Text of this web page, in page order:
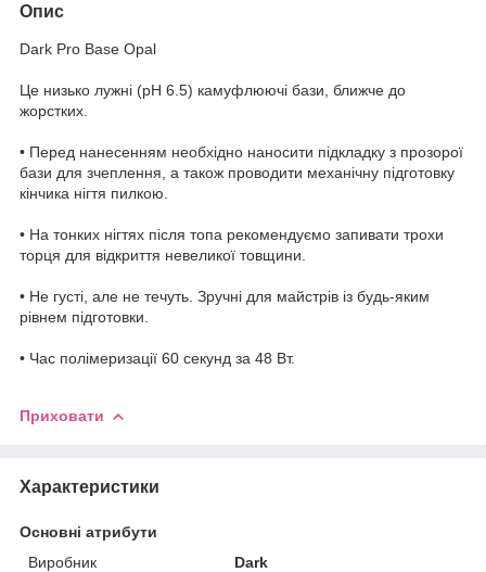
Опис
Dark Pro Base Opal
Це низько лужні (pH 6.5) камуфлюючі бази, ближче до
жорстких.
• Перед нанесенням необхідно наносити підкладку з прозорої
бази для зчеплення, а також проводити механічну підготовку
кінчика нігтя пилкою.
• На тонких нігтях після топа рекомендуємо запивати трохи
торця для відкриття невеликої товщини.
• Не густі, але не течуть. Зручні для майстрів із будь-яким
рівнем підготовки.
• Час полімеризації 60 секунд за 48 Вт.
Приховати
Характеристики
Основні атрибути
Виробник
Dark